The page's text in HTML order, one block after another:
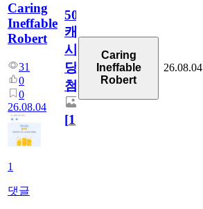
Caring
Ineffable
Robert
31
0
0
26.08.04
1
댓글
50
캐
시
당
첨
[1]
Caring
Ineffable
Robert
26.08.04